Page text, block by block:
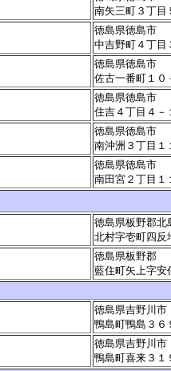
南矢三町３丁目
徳島県徳島市
中吉野町４丁目
徳島県徳島市
佐古一番町１０
徳島県徳島市
住吉４丁目４－
徳島県徳島市
南沖洲３丁目１
徳島県徳島市
南田宮２丁目１
徳島県板野郡北
北村字壱町四反
徳島県板野郡
藍住町矢上字安
徳島県吉野川市
鴨島町鴨島３６
徳島県吉野川市
鴨島町喜来３１